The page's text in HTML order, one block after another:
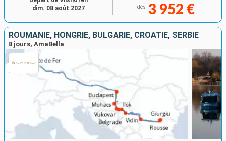
dès 3 952 €
dim. 08 août 2027
ROUMANIE, HONGRIE, BULGARIE, CROATIE, SERBIE
8 jours, AmaBella